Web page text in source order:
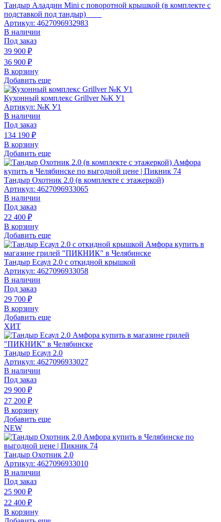
Тандыр Аладдин Mini с поворотной крышкой (в комплекте с
подставкой под тандыр)
Артикул: 4627096932983
В наличии
Под заказ
39 900 ₽
36 900 ₽
В корзину
Добавить еще
Кухонный комплекс Grillver №К У1
Артикул: №К У1
В наличии
Под заказ
134 190 ₽
В корзину
Добавить еще
Тандыр Охотник 2.0 (в комплекте с этажеркой)
Артикул: 4627096933065
В наличии
Под заказ
22 400 ₽
В корзину
Добавить еще
Тандыр Есаул 2.0 c откидной крышкой
Артикул: 4627096933058
В наличии
Под заказ
29 700 ₽
В корзину
Добавить еще
ХИТ
Тандыр Есаул 2.0
Артикул: 4627096933027
В наличии
Под заказ
29 900 ₽
27 200 ₽
В корзину
Добавить еще
NEW
Тандыр Охотник 2.0
Артикул: 4627096933010
В наличии
Под заказ
25 900 ₽
22 400 ₽
В корзину